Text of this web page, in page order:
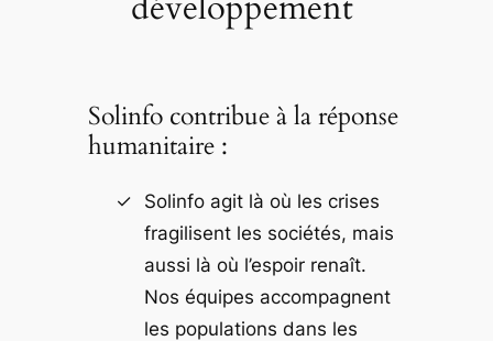
Solinfo contribue à la réponse
humanitaire :
Solinfo agit là où les crises
fragilisent les sociétés, mais
aussi là où l’espoir renaît.
Nos équipes accompagnent
les populations dans les